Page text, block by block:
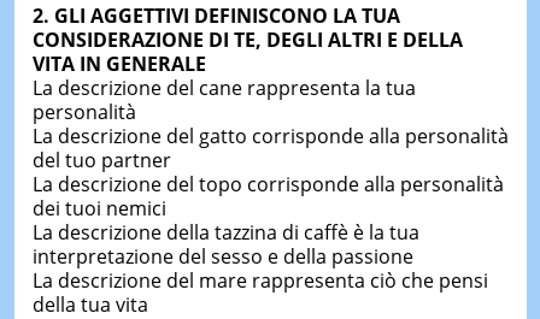
2. GLI AGGETTIVI DEFINISCONO LA TUA
CONSIDERAZIONE DI TE, DEGLI ALTRI E DELLA
VITA IN GENERALE
La descrizione del cane rappresenta la tua
personalità
La descrizione del gatto corrisponde alla personalità
del tuo partner
La descrizione del topo corrisponde alla personalità
dei tuoi nemici
La descrizione della tazzina di caffè è la tua
interpretazione del sesso e della passione
La descrizione del mare rappresenta ciò che pensi
della tua vita